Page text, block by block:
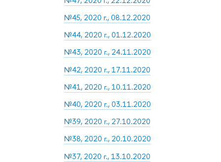
№45, 2020 г., 08.12.2020
№44, 2020 г., 01.12.2020
№43, 2020 г., 24.11.2020
№42, 2020 г., 17.11.2020
№41, 2020 г., 10.11.2020
№40, 2020 г., 03.11.2020
№39, 2020 г., 27.10.2020
№38, 2020 г., 20.10.2020
№37, 2020 г., 13.10.2020